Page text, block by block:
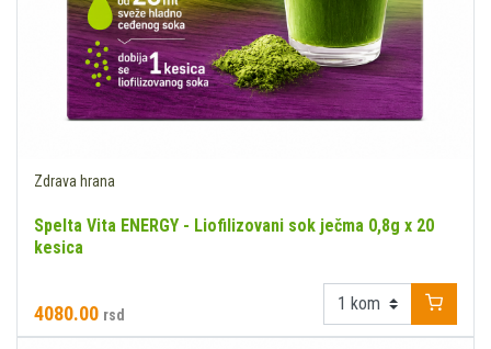
Zdrava hrana
Spelta Vita ENERGY - Liofilizovani sok ječma 0,8g x 20
kesica
4080.00 rsd